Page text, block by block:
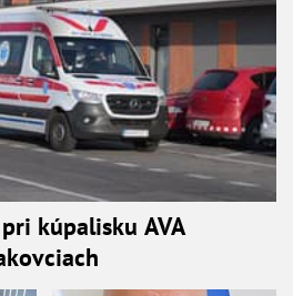
kúpalisku AVA